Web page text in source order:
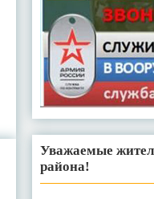
Уважаемые
района!